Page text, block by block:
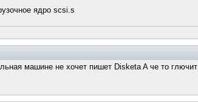
ядро scsi.s
машине не хочет пишет Disketa A че то глючит